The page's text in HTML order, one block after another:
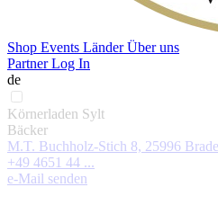
Shop Events LänderÜber uns
Partner Log In
de
Körnerladen Sylt
Bäcker
M.T. Buchholz-Stich 8, 25996
+49 4651 44 ...
e-Mail senden